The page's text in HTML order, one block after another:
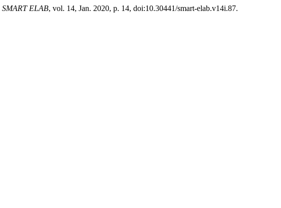
SMART ELAB, vol. 14, Jan. 2020, p. 14, doi:10.30441/smart-elab.v14i.87.